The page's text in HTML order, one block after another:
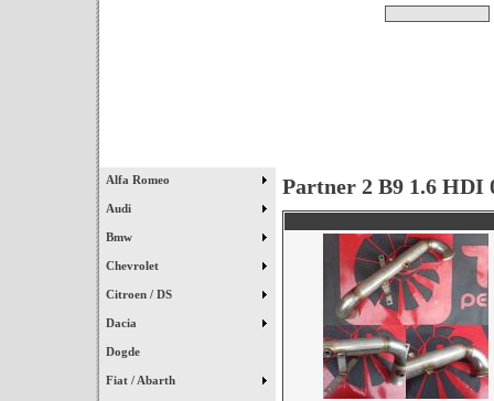
Alfa Romeo
Audi
Bmw
Chevrolet
Citroen / DS
Dacia
Dogde
Fiat / Abarth
Partner 2 B9 1.6 HDI